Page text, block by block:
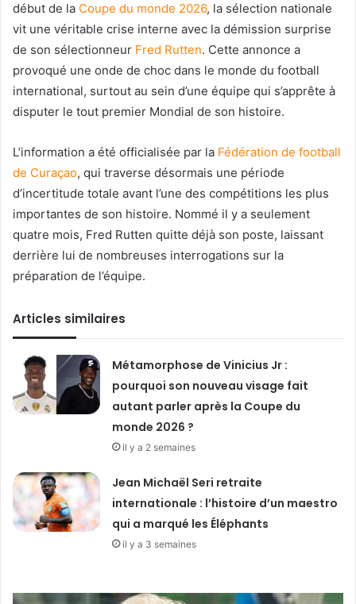
début de la Coupe du monde 2026, la sélection nationale
vit une véritable crise interne avec la démission surprise
de son sélectionneur Fred Rutten. Cette annonce a
provoqué une onde de choc dans le monde du football
international, surtout au sein d’une équipe qui s’apprête à
disputer le tout premier Mondial de son histoire.
L’information a été officialisée par la Fédération de football
de Curaçao, qui traverse désormais une période
d’incertitude totale avant l’une des compétitions les plus
importantes de son histoire. Nommé il y a seulement
quatre mois, Fred Rutten quitte déjà son poste, laissant
derrière lui de nombreuses interrogations sur la
préparation de l’équipe.
Articles similaires
Métamorphose de Vinicius Jr :
pourquoi son nouveau visage fait
autant parler après la Coupe du
monde 2026 ?
il y a 2 semaines
Jean Michaël Seri retraite
internationale : l’histoire d’un maestro
qui a marqué les Éléphants
il y a 3 semaines